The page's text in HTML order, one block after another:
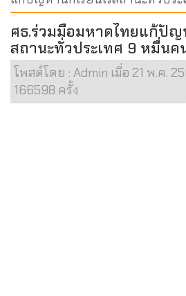
ศธ.ร่วมมือมหาดไทยแก้ปัญ
สถานะทั่วประเทศ 9 หมื่นค
โพสต์โดย : Admin เมื่อ 21 พ.ค.
166598 ครั้ง